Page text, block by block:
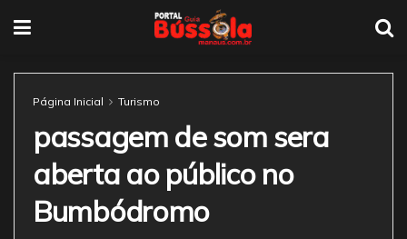
Página Inicial Turismo
passagem de som sera
aberta ao público no
Bumbódromo